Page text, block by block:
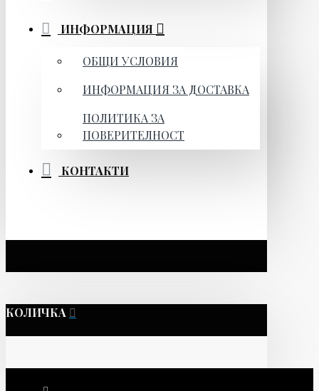
ИНФОРМАЦИЯ
ОБЩИ УСЛОВИЯ
ИНФОРМАЦИЯ ЗА ДОСТАВКА
ПОЛИТИКА ЗА
ПОВЕРИТЕЛНОСТ
КОНТАКТИ
КОЛИЧКА